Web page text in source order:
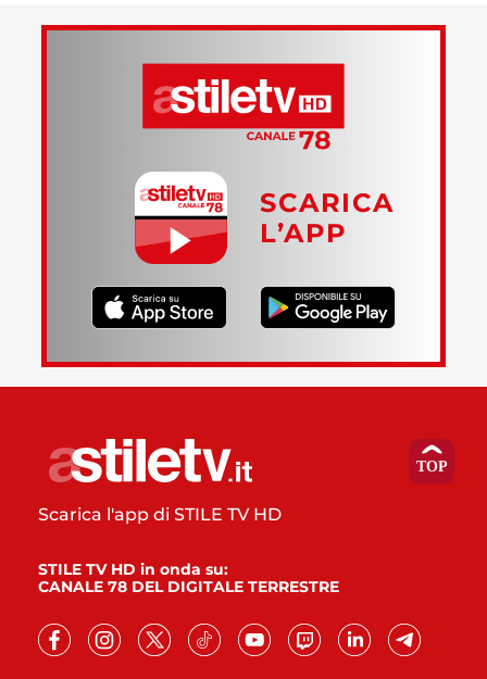
SCARICA
L’APP
Scarica l'app di STILE TV HD
STILE TV HD in onda su:
CANALE 78 DEL DIGITALE TERRESTRE